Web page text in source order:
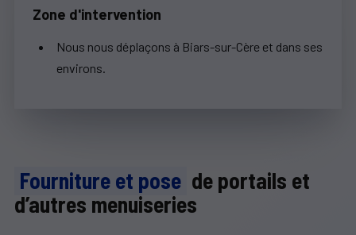
Zone d'intervention
Nous nous déplaçons à Biars-sur-Cère et dans ses
environs.
Fourniture et pose de portails et
d’autres menuiseries